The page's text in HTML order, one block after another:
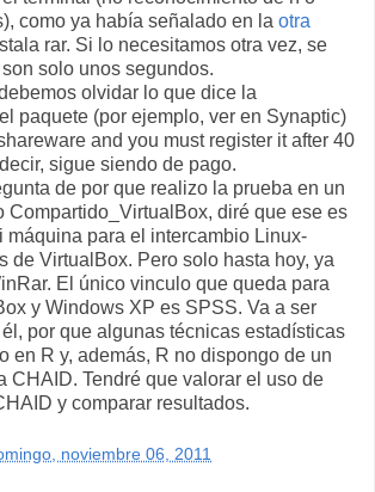
como ya había señalado en la otra
rar. Si lo necesitamos otra vez, se
solo unos segundos.
olvidar lo que dice la
paquete (por ejemplo, ver en Synaptic)
and you must register it after 40
sigue siendo de pago.
de por que realizo la prueba en un
Compartido_VirtualBox, diré que ese es
máquina para el intercambio Linux-
de VirtualBox. Pero solo hasta hoy, ya
El único vinculo que queda para
y Windows XP es SPSS. Va a ser
por que algunas técnicas estadísticas
en R y, además, R no dispongo de un
CHAID. Tendré que valorar el uso de
y comparar resultados.
noviembre 06, 2011